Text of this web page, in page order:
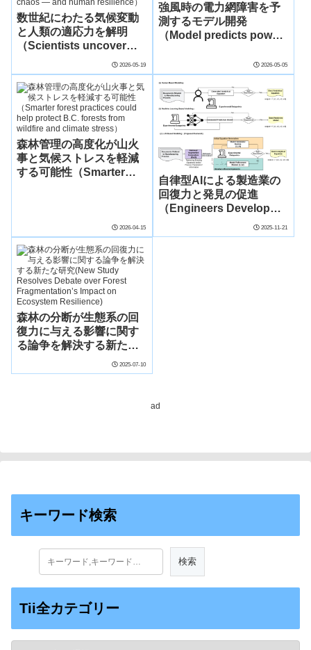
数世紀にわたる気候変動
と人類の適応力を解明
（Scientists uncover
centuries of climate
chaos ― and human
resilience）
2026-05-19
強風時の電力網障害を予
測するモデル開発
（Model predicts power
2026-05-05
森林管理の高度化が山火
事と気候ストレスを軽減
する可能性（Smarter
2026-04-15
自律型AIによる製造業の
回復力と発見の促進
（Engineers Develop
Autonomous Artificial
Intelligence That
2025-11-21
森林の分断が生態系の回
復力に与える影響に関す
る論争を解決する新たな
Resolves Debate over
2025-07-10
ad
キーワード検索
Tii全カテゴリー